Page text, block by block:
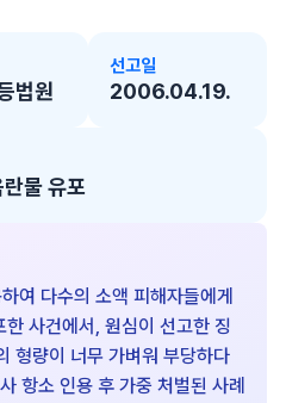
법원
선고일
2006.04.19.
물 유포
여 다수의 소액 피해자들에게
사건에서, 원심이 선고한 징
형량이 너무 가벼워 부당하다
항소 인용 후 가중 처벌된 사례